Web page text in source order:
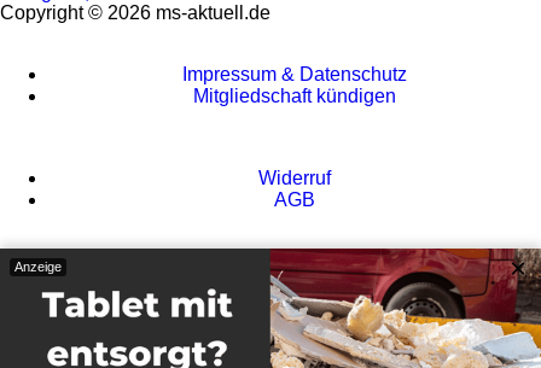
Copyright © 2026 ms-aktuell.de
Impressum & Datenschutz
Mitgliedschaft kündigen
Widerruf
AGB
Kontakt
Werbepartner werden
Anzeige ×